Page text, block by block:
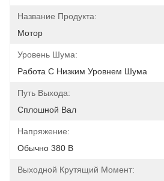
Название Продукта:
Мотор
Уровень Шума:
Работа С Низким Уровнем Шума
Путь Выхода:
Сплошной Вал
Напряжение:
Обычно 380 В
Выходной Крутящий Момент: